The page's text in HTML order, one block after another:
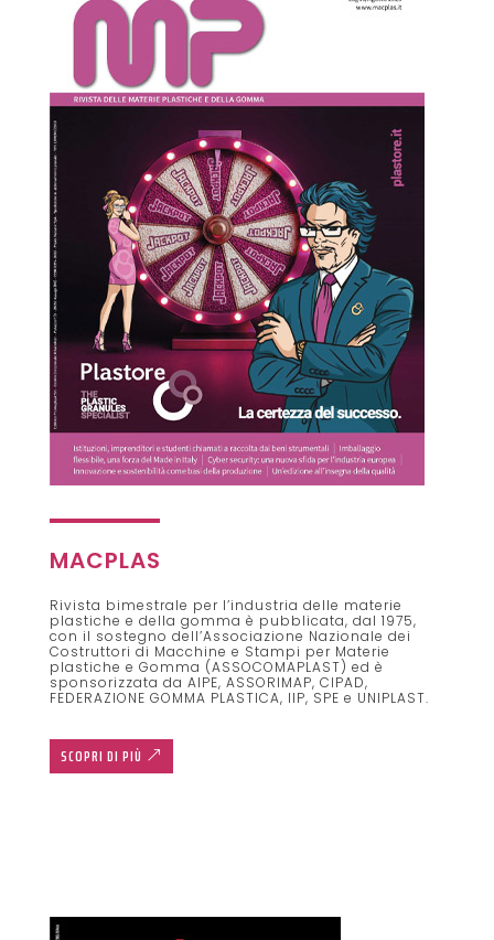
MACPLAS
Rivista bimestrale per l’industria delle materie
plastiche e della gomma è pubblicata, dal 1975,
con il sostegno dell’Associazione Nazionale dei
Costruttori di Macchine e Stampi per Materie
plastiche e Gomma (ASSOCOMAPLAST) ed è
sponsorizzata da AIPE, ASSORIMAP, CIPAD,
FEDERAZIONE GOMMA PLASTICA, IIP, SPE e UNIPLAST.
SCOPRI DI PIÙ